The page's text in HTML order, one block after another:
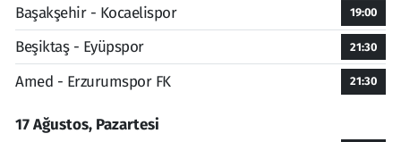
Başakşehir - Kocaelispor
19:00
Beşiktaş - Eyüpspor 21:30
Amed - Erzurumspor FK 21:30
17 Ağustos, Pazartesi